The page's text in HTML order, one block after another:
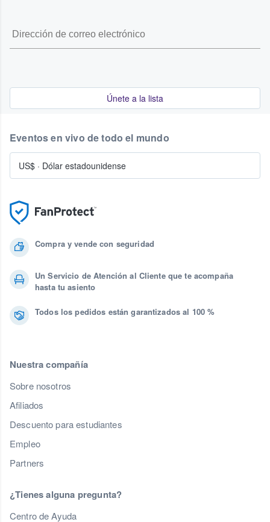
Únete a la lista
Compra y vende con seguridad
Un Servicio de Atención al Cliente que te acompaña
hasta tu asiento
Todos los pedidos están garantizados al 100 %
Nuestra compañía
Sobre nosotros
Afiliados
Descuento para estudiantes
Empleo
Partners
¿Tienes alguna pregunta?
Centro de Ayuda
Eventos en vivo de todo el mundo
US$ · Dólar estadounidense